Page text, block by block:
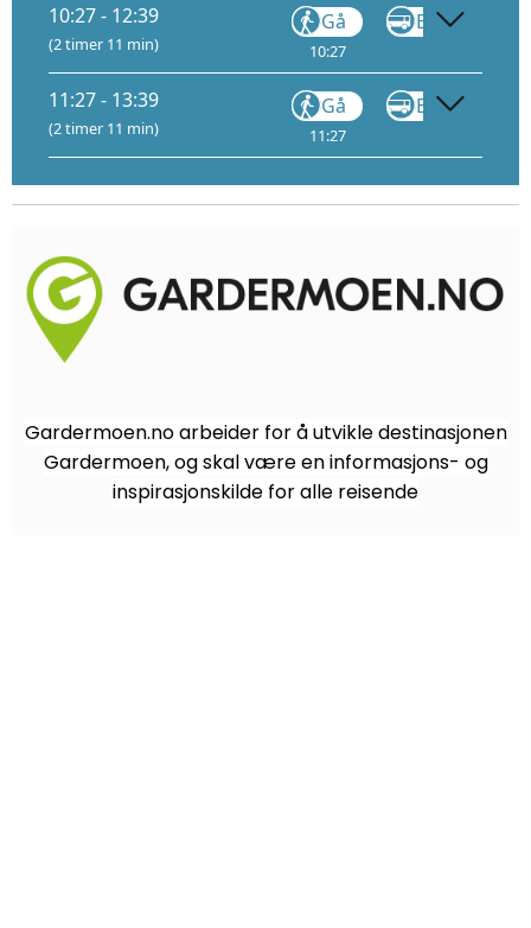
10:27 - 12:39
(2 timer 11 min)
Gå
10:27
Buss
11:27 - 13:39
(2 timer 11 min)
Gå
11:27
Buss
Gardermoen.no arbeider for å utvikle destinasjonen
Gardermoen, og skal være en informasjons- og
inspirasjonskilde for alle reisende